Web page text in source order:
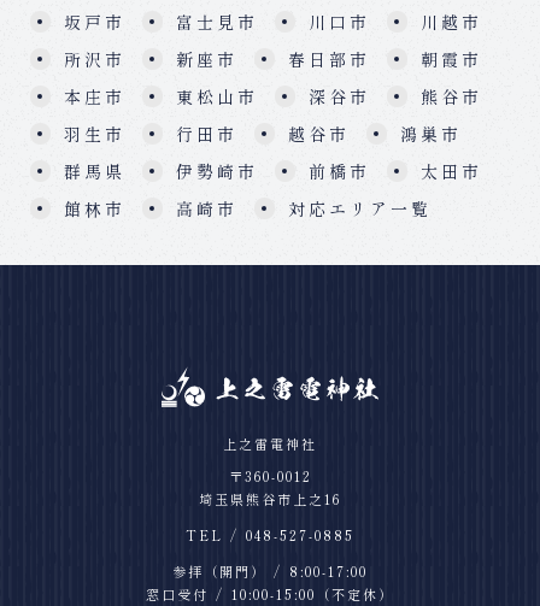
坂戸市
富士見市 川口市
川越市
所沢市
新座市 春日部市
朝霞市
本庄市
東松山市 深谷市
熊谷市
羽生市
行田市 越谷市
鴻巣市
群馬県
伊勢崎市 前橋市
太田市
館林市
高崎市 対応エリア一覧
上之雷電神社
〒360-0012
埼玉県熊谷市上之16
TEL
048-527-0885
参拝（開門）
8:00-17:00
窓口受付
10:00-15:00 （不定休）